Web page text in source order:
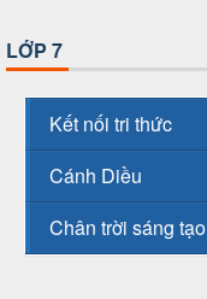
LỚP 7
Kết nối tri thức
Cánh Diều
Chân trời sáng tạo